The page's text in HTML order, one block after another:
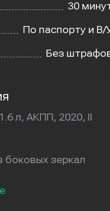
30
По паспорту и В/
Без
л, АКПП, 2020, II
боковых зеркал